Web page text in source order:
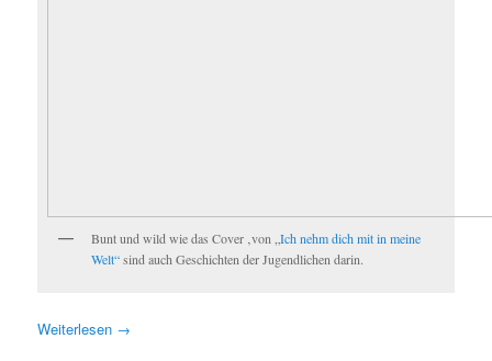
Bunt und wild wie das Cover ‚von „Ich nehm dich mit in meine
Welt“sind auch Geschichten der Jugendlichen darin.
Weiterlesen →